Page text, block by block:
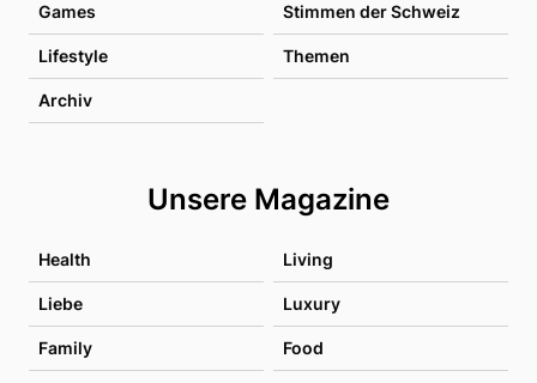
Games Stimmen der Schweiz
Lifestyle Themen
Archiv
Unsere Magazine
Health Living
Liebe Luxury
Family Food